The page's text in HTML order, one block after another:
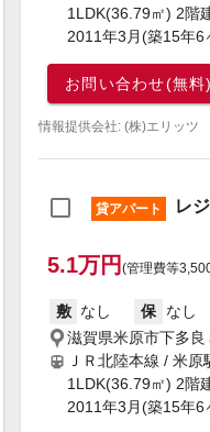
1LDK(36.79㎡) 2階
2011年3月(築15年6
お問い合わせ(無料)
情報提供会社: (株)エリッツ
貸アパート レ
5.1万円 (管理費等
敷 なし 保 なし
滋賀県米原市下多良
ＪＲ北陸本線 / 米原
1LDK(36.79㎡) 2階
2011年3月(築15年6